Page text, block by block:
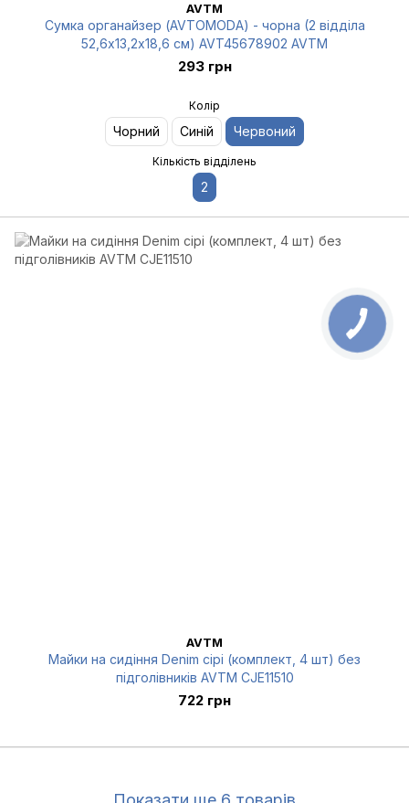
AVTM
Сумка органайзер (AVTOMODA) - чорна (2 відділа
52,6х13,2х18,6 см) AVT45678902 AVTM
293 грн
Колір
Чорний Синій Червоний
Кількість відділень
2
AVTM
Майки на сидіння Denim сірі (комплект, 4 шт) без
підголівників AVTM CJE11510
722 грн